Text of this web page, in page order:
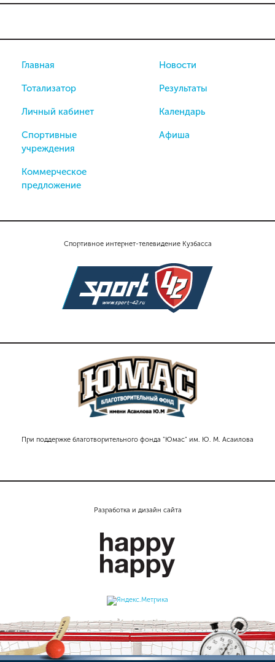
Спортивное интернет-телевидение Кузбасса
При поддержке благотворительного фонда "Юмас" им. Ю. М. Асаилова
Главная
Тотализатор
Личный кабинет
Спортивные
учреждения
Коммерческое
предложение
Новости
Результаты
Календарь
Афиша
Разработка и дизайн сайта